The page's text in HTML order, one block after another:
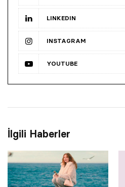
LINKEDIN
INSTAGRAM
YOUTUBE
İlgili Haberler